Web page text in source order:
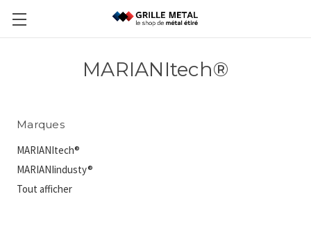
MARIANItech®
Marques
MARIANItech®
MARIANIindusty®
Tout afficher